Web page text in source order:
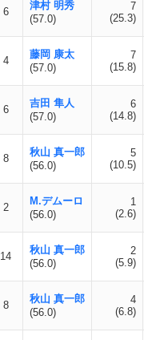
6
津村 明秀
(57.0)
7
(25.3)
4
藤岡 康太
(57.0)
7
(15.8)
6
吉田 隼人
(57.0)
6
(14.8)
8
秋山 真一郎
(56.0)
5
(10.5)
2
M.デムーロ
(56.0)
1
(2.6)
14
秋山 真一郎
(56.0)
2
(5.9)
8
秋山 真一郎
(56.0)
4
(6.8)